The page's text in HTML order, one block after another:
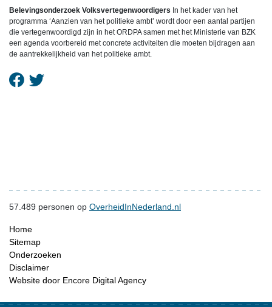
Belevingsonderzoek Volksvertegenwoordigers In het kader van het
programma ‘Aanzien van het politieke ambt’ wordt door een aantal partijen
die vertegenwoordigd zijn in het ORDPA samen met het Ministerie van BZK
een agenda voorbereid met concrete activiteiten die moeten bijdragen aan
de aantrekkelijkheid van het politieke ambt.
57.489 personen op OverheidInNederland.nl
Home
Sitemap
Onderzoeken
Disclaimer
Website door Encore Digital Agency